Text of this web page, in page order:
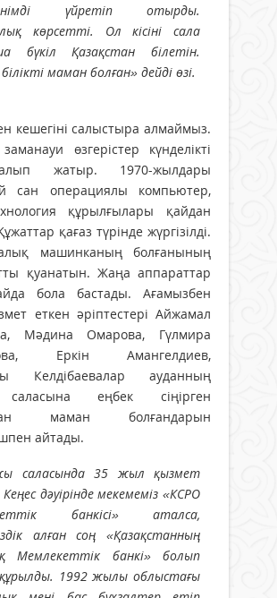
үйретіп отырды.
көрсетті. Ол кісіні сала
бүкіл Қазақстан білетін.
маман болған» дейді өзі.
кешегіні салыстыра алмаймыз.
өзгерістер күнделікті
жатыр. 1970-жылдары
сан операциялы компьютер,
құрылғылары қайдан
қағаз түрінде жүргізілді.
машинканың болғанының
қуанатын. Жаңа аппараттар
бола бастады. Ағамызбен
еткен әріптестері Айжамал
Мәдина Омарова, Гүлмира
Еркін Амангелдиев,
Келдібаевалар ауданның
еңбек сіңірген
маман болғандарын
айтады.
саласында 35 жыл қызмет
дәуірінде мекемеміз «КСРО
банкісі» аталса,
алған соң «Қазақстанның
Мемлекеттік банкі» болып
1992 жылы облыстағы